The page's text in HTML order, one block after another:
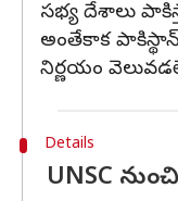
సభ్య దేశాలు
అంతేకాక
నిర్ణయం
Details
UNSC